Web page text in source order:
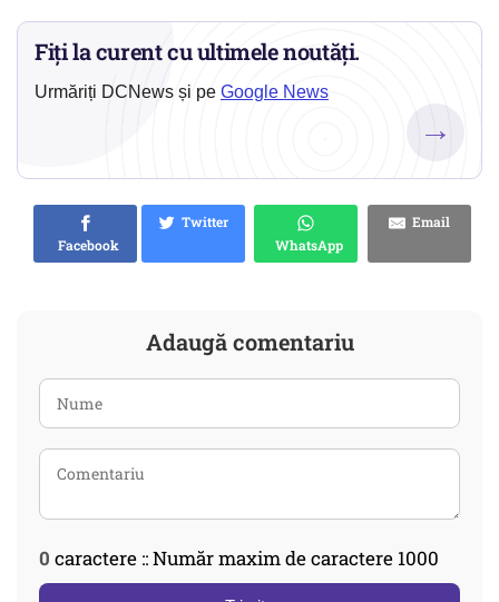
Fiți la curent cu ultimele noutăți.
Urmăriți DCNews și pe Google News
→
Facebook
Twitter
WhatsApp
Email
Adaugă comentariu
0 caractere :: Număr maxim de caractere 1000